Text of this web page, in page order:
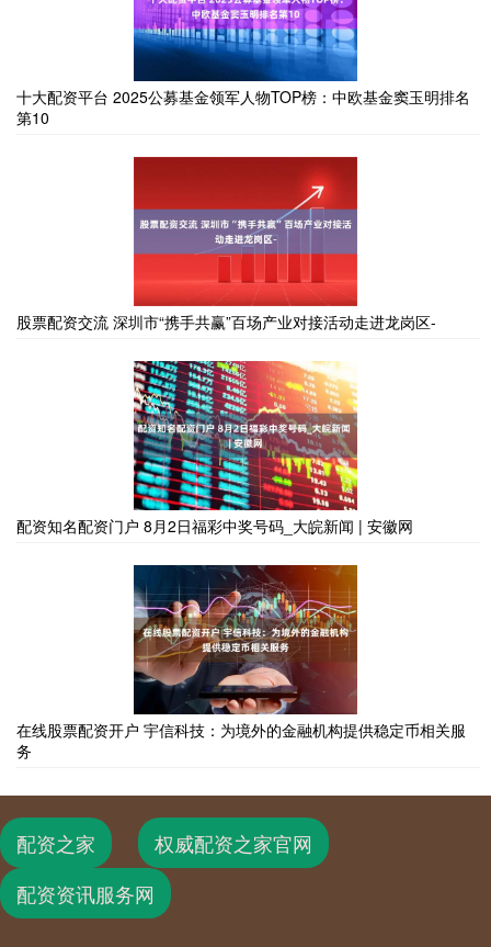
十大配资平台 2025公募基金领军人物TOP榜：中欧基金窦玉明排名
第10
股票配资交流 深圳市“携手共赢”百场产业对接活动走进龙岗区-
配资知名配资门户 8月2日福彩中奖号码_大皖新闻 | 安徽网
在线股票配资开户 宇信科技：为境外的金融机构提供稳定币相关服
务
配资之家
权威配资之家官网
配资资讯服务网